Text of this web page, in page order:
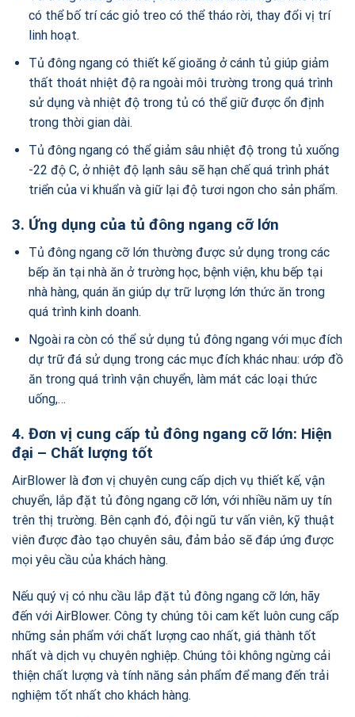
có thể bố trí các giỏ treo có thể tháo rời, thay đổi vị trí
linh hoạt.
Tủ đông ngang có thiết kế gioăng ở cánh tủ giúp giảm
thất thoát nhiệt độ ra ngoài môi trường trong quá trình
sử dụng và nhiệt độ trong tủ có thể giữ được ổn định
trong thời gian dài.
Tủ đông ngang có thể giảm sâu nhiệt độ trong tủ xuống
-22 độ C, ở nhiệt độ lạnh sâu sẽ hạn chế quá trình phát
triển của vi khuẩn và giữ lại độ tươi ngon cho sản phẩm.
3. Ứng dụng của tủ đông ngang cỡ lớn
Tủ đông ngang cỡ lớn thường được sử dụng trong các
bếp ăn tại nhà ăn ở trường học, bệnh viện, khu bếp tại
nhà hàng, quán ăn giúp dự trữ lượng lớn thức ăn trong
quá trình kinh doanh.
Ngoài ra còn có thể sử dụng tủ đông ngang với mục đích
dự trữ đá sử dụng trong các mục đích khác nhau: ướp đồ
ăn trong quá trình vận chuyển, làm mát các loại thức
uống,…
4. Đơn vị cung cấp tủ đông ngang cỡ lớn: Hiện
đại – Chất lượng tốt
AirBlower là đơn vị chuyên cung cấp dịch vụ thiết kế, vận
chuyển, lắp đặt tủ đông ngang cỡ lớn, với nhiều năm uy tín
trên thị trường. Bên cạnh đó, đội ngũ tư vấn viên, kỹ thuật
viên được đào tạo chuyên sâu, đảm bảo sẽ đáp ứng được
mọi yêu cầu của khách hàng.
Nếu quý vị có nhu cầu lắp đặt tủ đông ngang cỡ lớn, hãy
đến với AirBlower. Công ty chúng tôi cam kết luôn cung cấp
những sản phẩm với chất lượng cao nhất, giá thành tốt
nhất và dịch vụ chuyên nghiệp. Chúng tôi không ngừng cải
thiện chất lượng và tính năng sản phẩm để mang đến trải
nghiệm tốt nhất cho khách hàng.